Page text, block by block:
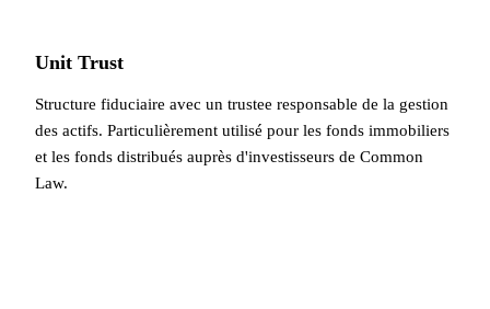
Unit Trust
Structure fiduciaire avec un trustee responsable de la gestion
des actifs. Particulièrement utilisé pour les fonds immobiliers
et les fonds distribués auprès d'investisseurs de Common
Law.